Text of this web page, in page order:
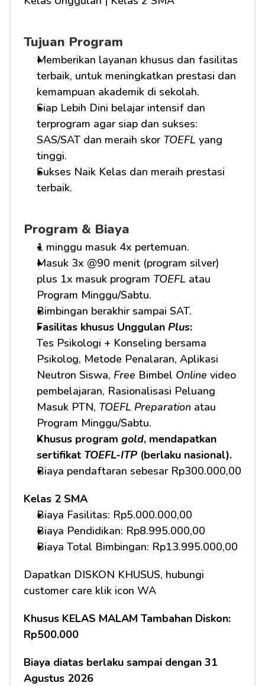
Tujuan Program
Memberikan layanan khusus dan fasilitas
terbaik, untuk meningkatkan prestasi dan
kemampuan akademik di sekolah.
Siap Lebih Dini belajar intensif dan
terprogram agar siap dan sukses:
SAS/SAT dan meraih skor TOEFL yang
tinggi.
Sukses Naik Kelas dan meraih prestasi
terbaik.
Program & Biaya
1 minggu masuk 4x pertemuan.
Masuk 3x @90 menit (program silver)
plus 1x masuk program TOEFL atau
Program Minggu/Sabtu.
Bimbingan berakhir sampai SAT.
Fasilitas khusus Unggulan Plus:
Tes Psikologi + Konseling bersama
Psikolog, Metode Penalaran, Aplikasi
Neutron Siswa, Free Bimbel Online video
pembelajaran, Rasionalisasi Peluang
Masuk PTN, TOEFL Preparation atau
Program Minggu/Sabtu.
Khusus program gold, mendapatkan
sertifikat TOEFL-ITP (berlaku nasional).
Biaya pendaftaran sebesar Rp300.000,00
Kelas 2 SMA
Biaya Fasilitas: Rp5.000.000,00
Biaya Pendidikan: Rp8.995.000,00
Biaya Total Bimbingan: Rp13.995.000,00
Dapatkan DISKON KHUSUS, hubungi
customer care klik icon WA
Khusus KELAS MALAM Tambahan Diskon:
Rp500.000
Biaya diatas berlaku sampai dengan 31
Agustus 2026